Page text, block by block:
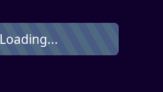
Loading...